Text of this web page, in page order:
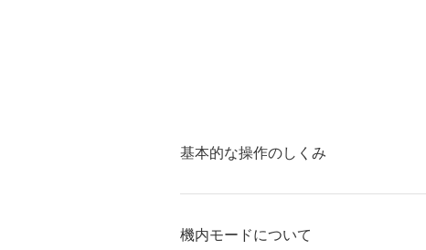
基本的な操作のしくみ
機内モードについて